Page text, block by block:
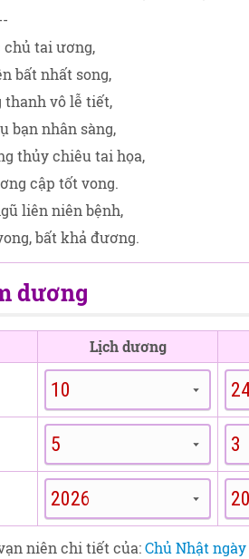
tai ương,
bất nhất song,
thanh vô lễ tiết,
bạn nhân sàng,
thủy chiêu tai họa,
cập tốt vong.
liên niên bệnh,
bất khả đương.
dương
Lịch dương
niên chi tiết của:Chủ Nhật